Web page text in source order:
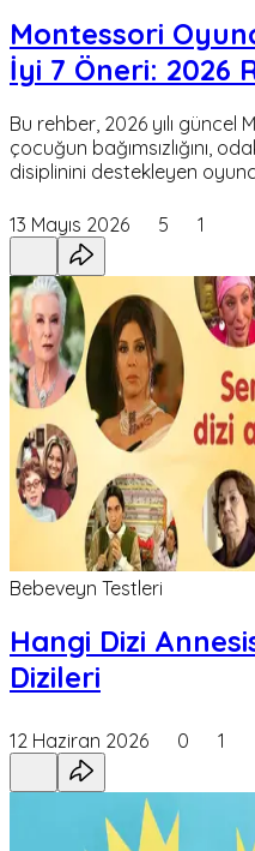
Montessori
İyi 7 Öneri: 2026
Bu rehber, 2026 yılı güncel
çocuğun bağımsızlığını,
disiplinini destekleyen
13 Mayıs 2026 5 1
Bebeveyn Testleri
Hangi Dizi
Dizileri
12 Haziran 2026 0 1